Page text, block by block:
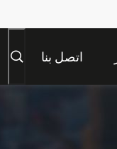
اتصل بنا